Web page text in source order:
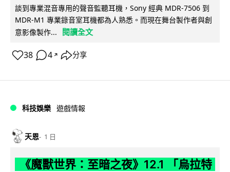
談到專業混音專用的聲音監聽耳機，Sony 經典 MDR-7506 到
MDR-M1 專業錄音室耳機都為人熟悉。而現在舞台製作者與創
意影像製作...
閱讀全文
38 4 ↗ 分享
科技娛樂 遊戲情報
天恩 1 日
《魔獸世界：至暗之夜》12.1 「烏拉特